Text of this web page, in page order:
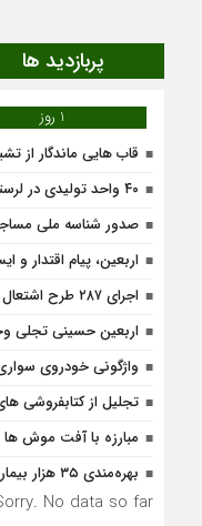
پربازدید ها
1 روز
قاب هایی ماندگار از
۴۰ واحد تولیدی در لرستان احیاء می‌شود
صدور شناسه ملی
اربعین، پیام اقتدار و
اجرای ۲۸۷ طرح اشتعال در سلسله با حمایت بنیاد برکت
اربعین حسینی
واژگونی خودروی سواری
تجلیل از کتابفروشی
مبارزه با آفت موش ها
بهره‌مندی ۳۵ هزار بیمار از خدمات داروخانه هلال‌احمر
No data so far.